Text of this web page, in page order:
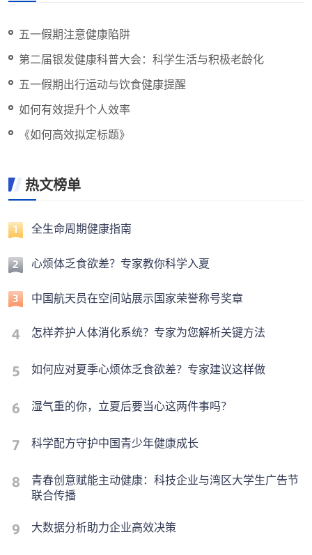
五一假期注意健康陷阱
第二届银发健康科普大会：科学生活与积极老龄化
五一假期出行运动与饮食健康提醒
如何有效提升个人效率
《如何高效拟定标题》
热文榜单
全生命周期健康指南
心烦体乏食欲差？专家教你科学入夏
中国航天员在空间站展示国家荣誉称号奖章
怎样养护人体消化系统？专家为您解析关键方法
如何应对夏季心烦体乏食欲差？专家建议这样做
湿气重的你，立夏后要当心这两件事吗？
科学配方守护中国青少年健康成长
青春创意赋能主动健康：科技企业与湾区大学生广告节
联合传播
大数据分析助力企业高效决策